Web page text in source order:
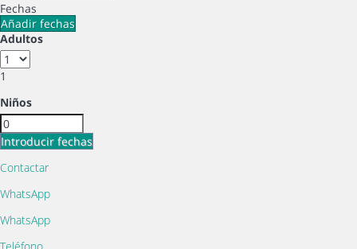
Fechas
Añadir fechas
Adultos
1
Niños
Introducir fechas
Contactar
WhatsApp
WhatsApp